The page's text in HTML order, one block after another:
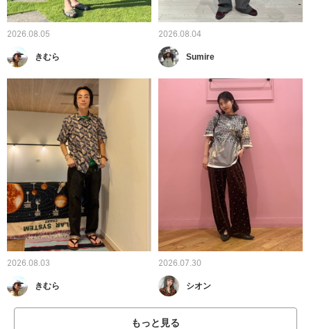
2026.08.05
きむら
2026.08.04
Sumire
2026.08.03
きむら
2026.07.30
シオン
もっと見る